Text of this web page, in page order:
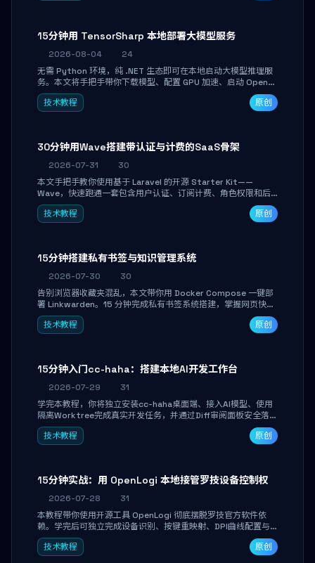
15分钟用 TensorSharp 本地部署大模型服务
2026-08-04
24
无需 Python 环境，纯 .NET 生态即可在本地启动大模型推理服
务。本文将手把手带你下载模型、配置 GPU 加速、启动 OpenAI
兼容 API，并在 C# 业务代码中无缝调用。数据不出网，零门槛
搞定本地 LLM 部署。
技术教程 原创
30分钟用Wave搭建带认证与计费的SaaS骨架
2026-07-31
30
本文手把手教你使用基于 Laravel 的开源 Starter Kit——
Wave，快速跑通一套包含用户认证、订阅计费、角色权限和后
台管理的完整 SaaS 骨架。附带 Stripe 测试支付对接与自定义
业务页面开发实战，助你省去重复基建时间，将精力聚焦于核心
技术教程 原创
15分钟搭建私有书签与知识管理系统
2026-07-30
30
告别浏览器收藏夹混乱，本文带你用 Docker Compose 一键部
署 Linkwarden。15 分钟完成私有书签系统搭建，掌握网页快照
归档、高亮批注、分类管理与全文搜索。适合开发者与知识工作
者打造个人知识库，资料统一归档，随时检索。
技术教程 原创
15分钟入门cc-haha：搭建本地AI开发工作台
2026-07-29
31
学完本教程，你将独立安装cc-haha桌面端、接入AI模型、使用
隔离Worktree完成真实开发任务，并通过Diff审阅面板安全落地
AI代码改写。告别终端黑盒操作，让AI在沙箱环境中工作，你只
做审阅和决策。
技术教程 原创
15分钟实战：用 OpenLogi 本地接管罗技设备控制权
2026-07-28
31
本教程带你使用开源工具 OpenLogi 彻底摆脱罗技官方软件依
赖。学完后可独立完成设备识别、按键重映射、DPI曲线配置与
SmartShift调节，实现完全离线控制，保护隐私并释放硬件性
能。
技术教程 原创